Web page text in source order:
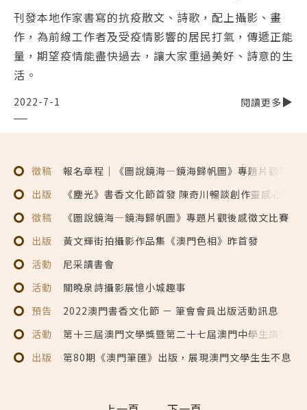
刊發本地作家書寫的抗疫散文、詩歌，配上攝影、畫
作，為前線工作者及受疫情影響的居民打氣，傳遞正能
量，期望疫情能盡快過去，讓大家重過美好、詩意的生
活。
2022-7-1 閱讀更多
徵稿
報名章程｜《圖說鏡海—鏡海歸帆圖》專題片觀後感
出版
《塵光》書香文化節首發 陳奇川暢談創作靈感心路歷
徵稿
《圖說鏡海—鏡海歸帆圖》專題片觀後感徵文比賽
出版
黃文輝街拍攝影作品集《澳門色相》昨首發
活動
尼采讀書會
活動
關曉泉詩攝影展憶小城趣事
預告
2022澳門書香文化節 － 筆會會員出版活動訊息
活動
第十三屆澳門文學獎暨第二十七屆澳門中學生讀後感
出版
第80期《澳門筆匯》出版，展現澳門文學生生不息